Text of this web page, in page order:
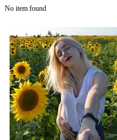
No item found